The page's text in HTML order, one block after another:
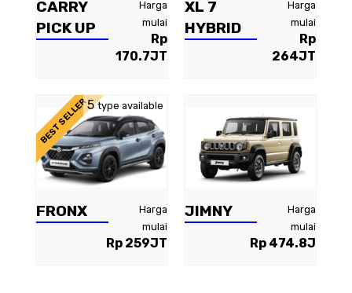
CARRY
PICK UP
Harga
mulai
Rp
170.7JT
XL 7
HYBRID
Harga
mulai
Rp
264JT
FRONX
Harga
mulai
Rp 259JT
BEST SELLER5type available
JIMNY
Harga
mulai
Rp 474.8J